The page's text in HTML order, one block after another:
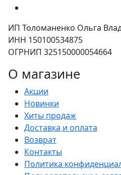
ИП Толоманенко Ольга
ИНН 150100534875
ОГРНИП 325150000054664
О магазине
Акции
Новинки
Хиты продаж
Доставка и оплата
Возврат
Контакты
Политика